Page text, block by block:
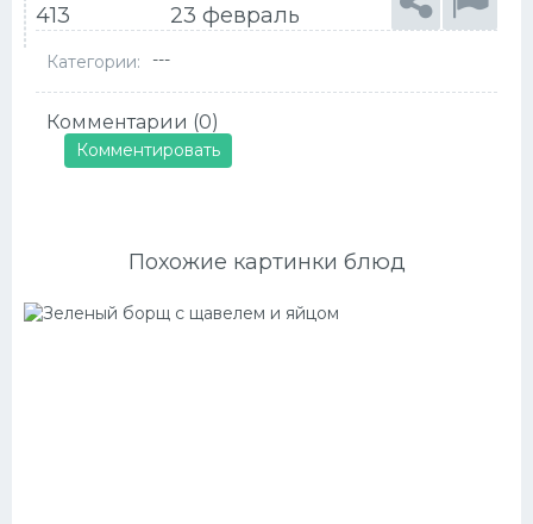
413 23 февраль
Категории: ---
Комментарии (0)
Комментировать
Похожие картинки блюд